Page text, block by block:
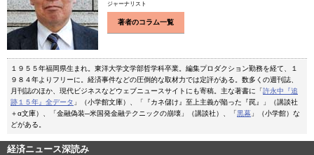
ジャーナリスト
著者のコラム一覧
１９５５年福岡県生まれ。東洋大学文学部哲学科卒業。編集プロダクション勤務を経て、１
９８４年よりフリーに。経済事件などの圧倒的な取材力では定評がある。数多くの週刊誌、
月刊誌のほか、現代ビジネスなどウェブニュースサイトにも寄稿。主な著書に「許永中『追
跡１５年』全データ 」（小学館文庫）、「『カネ儲け』至上主義が陥った『罠』」（講談社
＋α文庫）、「金融偽装─米国発金融テクニックの崩壊」（講談社）、「黒幕 」（小学館）な
どがある。
経済ニュース深読み